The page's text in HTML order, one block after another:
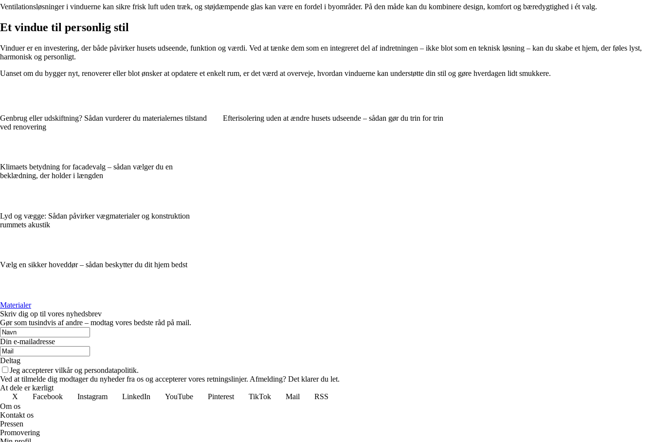
Ventilationsløsninger i vinduerne kan sikre frisk luft uden træk, og støjdæmpende glas kan være en fordel i byområder. På den måde kan du kombinere design, komfort og bæredygtighed i ét valg.
Et vindue til personlig stil
Vinduer er en investering, der både påvirker husets udseende, funktion og værdi. Ved at tænke dem som en integreret del af indretningen – ikke blot som en teknisk løsning – kan du skabe et hjem, der føles lyst,
harmonisk og personligt.
Uanset om du bygger nyt, renoverer eller blot ønsker at opdatere et enkelt rum, er det værd at overveje, hvordan vinduerne kan understøtte din stil og gøre hverdagen lidt smukkere.
Genbrug eller udskiftning? Sådan vurderer du materialernes tilstand
ved renovering
Klimaets betydning for facadevalg – sådan vælger du en
beklædning, der holder i længden
Lyd og vægge: Sådan påvirker vægmaterialer og konstruktion
rummets akustik
Vælg en sikker hoveddør – sådan beskytter du dit hjem bedst
Efterisolering uden at ændre husets udseende – sådan gør du trin for trin
Materialer
Skriv dig op til vores nyhedsbrev
Gør som tusindvis af andre – modtag vores bedste råd på mail.
Din e-mailadresse
Deltag
Jeg accepterer vilkår og persondatapolitik.
Ved at tilmelde dig modtager du nyheder fra os og accepterer vores retningslinjer. Afmelding? Det klarer du let.
At dele er kærligt
X
Facebook Instagram LinkedIn YouTube Pinterest TikTok Mail
RSS
Om os
Kontakt os
Pressen
Promovering